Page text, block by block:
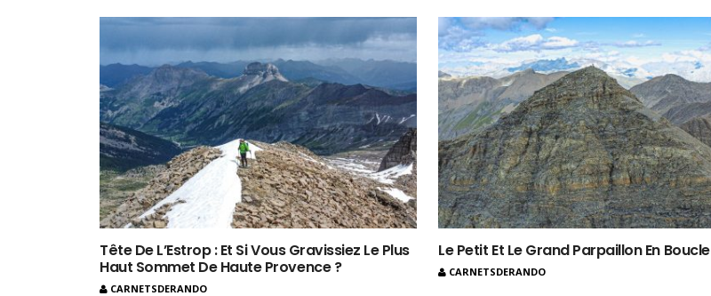
Tête De L’Estrop : Et Si Vous Gravissiez Le Plus
Haut Sommet De Haute Provence ?
CARNETSDERANDO
Le Petit Et Le Grand Parpaillon En Boucle
CARNETSDERANDO